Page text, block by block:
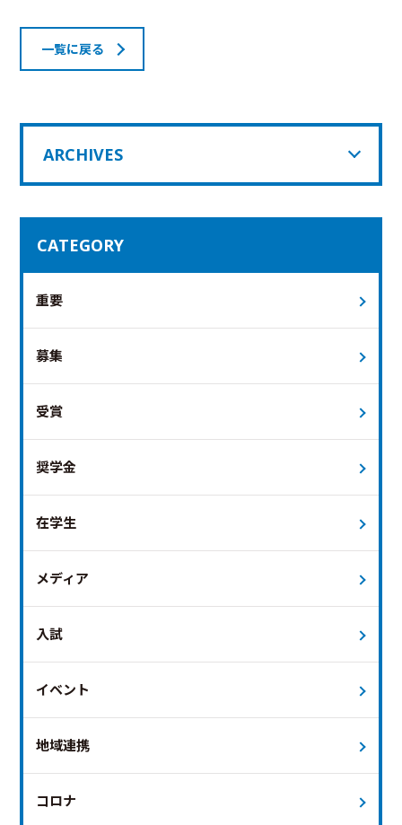
一覧に戻る
ARCHIVES
CATEGORY
重要
募集
受賞
奨学金
在学生
メディア
入試
イベント
地域連携
コロナ